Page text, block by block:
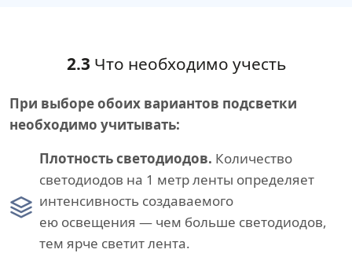
2.3 Что необходимо учесть
При выборе обоих вариантов подсветки
необходимо учитывать:
Плотность светодиодов. Количество
светодиодов на 1 метр ленты определяет
интенсивность создаваемого
ею освещения — чем больше светодиодов,
тем ярче светит лента.